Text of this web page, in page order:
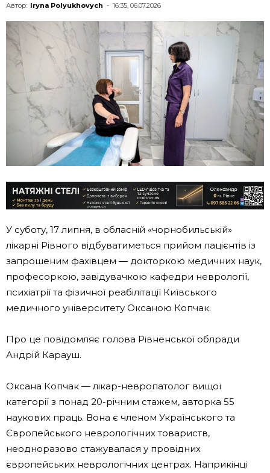
Автор: Iryna Polyukhovych - 16:35, 06.07.2026
У суботу, 17 липня, в обласній «чорнобильській»
лікарні Рівного відбуватиметься прийом пацієнтів із
запрошеним фахівцем — докторкою медичних наук,
професоркою, завідувачкою кафедри неврології,
психіатрії та фізичної реабілітації Київського
медичного університету Оксаною Копчак.
Про це повідомляє голова Рівненської облради
Андрій Карауш.
Оксана Копчак — лікар-невропатолог вищої
категорії з понад 20-річним стажем, авторка 55
наукових праць. Вона є членом Українського та
Європейського неврологічних товариств,
неодноразово стажувалася у провідних
європейських неврологічних центрах. Наприкінці